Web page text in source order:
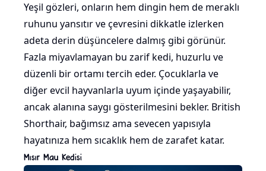
Yeşil gözleri, onların hem dingin hem de meraklı
ruhunu yansıtır ve çevresini dikkatle izlerken
adeta derin düşüncelere dalmış gibi görünür.
Fazla miyavlamayan bu zarif kedi, huzurlu ve
düzenli bir ortamı tercih eder. Çocuklarla ve
diğer evcil hayvanlarla uyum içinde yaşayabilir,
ancak alanına saygı gösterilmesini bekler. British
Shorthair, bağımsız ama sevecen yapısıyla
hayatınıza hem sıcaklık hem de zarafet katar.
Mısır Mau Kedisi